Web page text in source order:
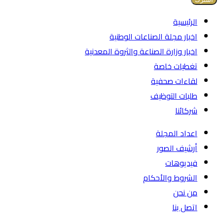
الرئيسية
اخبار مجلة الصناعات الوطنية
اخبار وزارة الصناعة والثروة المعدنية
تغطيات خاصة
لقاءات صحفية
طلبات التوظيف
شركائنا
اعداد المجلة
أرشيف الصور
فيديوهات
الشروط والأحكام
من نحن
اتصل بنا